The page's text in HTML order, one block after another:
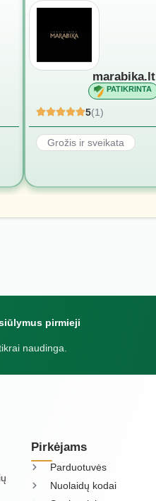
marabika.lt
PATIKRINTA
5(1)
Grožis ir sveikata
pirmieji
naudinga.
Pirkėjams
Parduotuvės
Nuolaidų kodai